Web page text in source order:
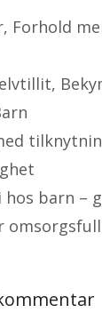
, Forhold
,
hos barn –
omsorgsfull